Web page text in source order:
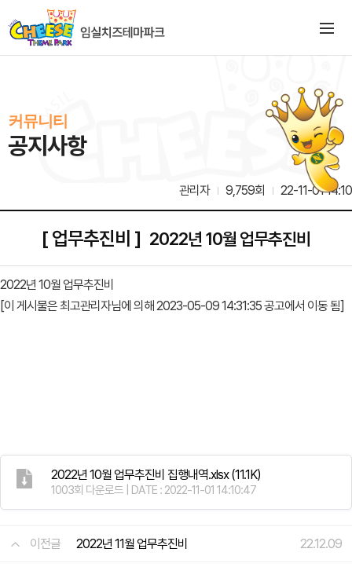
커뮤니티
공지사항
관리자 9,759회 22-11-01 14:10
[ 업무추진비 ] 2022년 10월 업무추진비
2022년 10월 업무추진비
[이 게시물은 최고관리자님에 의해 2023-05-09 14:31:35 공고에서 이동 됨]
2022년 10월 업무추진비 집행내역.xlsx(11.1K)
1003회 다운로드 | DATE : 2022-11-01 14:10:47
이전글 2022년 11월 업무추진비 22.12.09